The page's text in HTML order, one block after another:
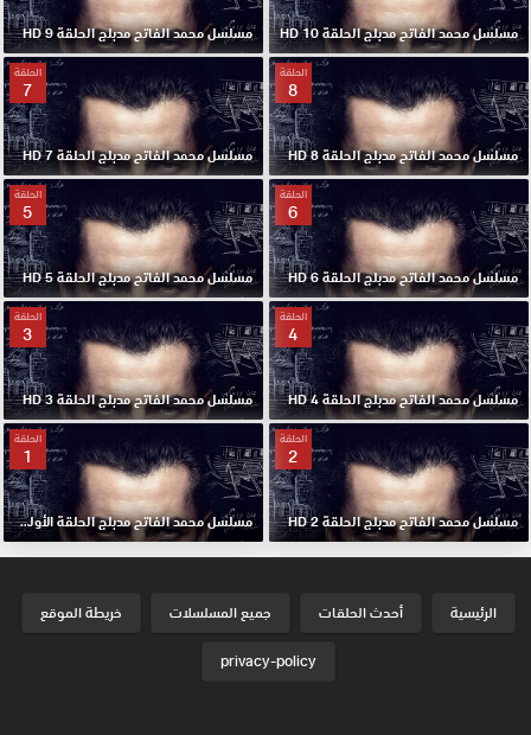
مسلسل محمد الفاتح مدبلج الحلقة 10 HD مسلسل محمد الفاتح مدبلج الحلقة 9 HD
الحلقة
8
مسلسل محمد الفاتح مدبلج الحلقة 8 HD
الحلقة
7
مسلسل محمد الفاتح مدبلج الحلقة 7 HD
الحلقة
6
مسلسل محمد الفاتح مدبلج الحلقة 6 HD
الحلقة
5
مسلسل محمد الفاتح مدبلج الحلقة 5 HD
الحلقة
4
مسلسل محمد الفاتح مدبلج الحلقة 4 HD
الحلقة
3
مسلسل محمد الفاتح مدبلج الحلقة 3 HD
الحلقة
2
مسلسل محمد الفاتح مدبلج الحلقة 2 HD
الحلقة
1
مسلسل محمد الفاتح مدبلج الحلقة الأولي 1 HD
الرئيسية أحدث الحلقات جميع المسلسلات
خريطة الموقع
privacy-policy